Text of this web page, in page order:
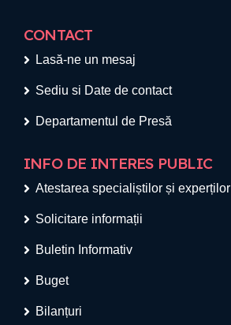
CONTACT
Lasă-ne un mesaj
Sediu si Date de contact
Departamentul de Presă
INFO DE INTERES PUBLIC
Atestarea specialiștilor și experților
Solicitare informații
Buletin Informativ
Buget
Bilanțuri